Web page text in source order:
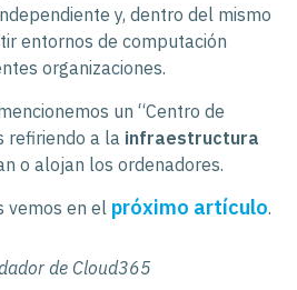
y, dentro del mismo
entornos de computación
organizaciones.
un “Centro de
refiriendo a la infraestructura
o alojan los ordenadores.
vemos en el próximo artículo.
de Cloud365